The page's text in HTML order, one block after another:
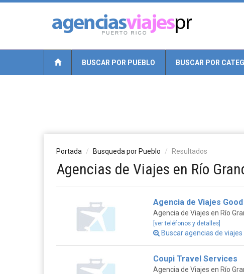
BUSCAR POR PUEBLO BUSCAR POR
Portada Busqueda por Pueblo Resultados
Agencias de Viajes en Río
Agencia de Viajes
Agencia de Viajes en Río
[ver teléfonos y detalles]
Buscar agencias de viajes
Coupi Travel Services
Agencia de Viajes en Río